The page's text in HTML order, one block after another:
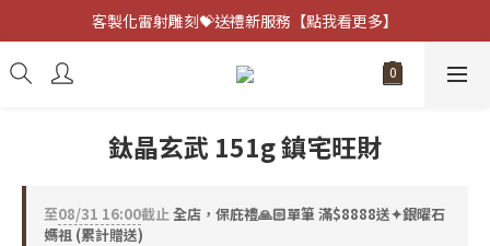
客製化雷射雕刻💝送禮新服務【點我看更多】
客製化雷射雕刻💝送禮新服務【點我看更多】
避邪防小人⚡指定黑曜石 任選兩件75折
鈦晶玄武 151g 鎮宅旺財
至08/31 16:00截止全店，保庇禮🙏🏻單筆 滿$8888送✦銀曜石
媽祖 (累計贈送)